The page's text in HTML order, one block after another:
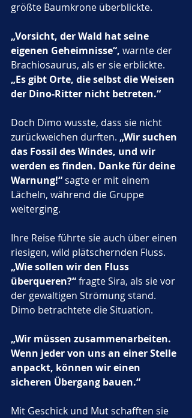
größte Baumkrone überblickte.
„Vorsicht, der Wald hat seine
eigenen Geheimnisse“, warnte der
Brachiosaurus, als er sie erblickte.
„Es gibt Orte, die selbst die Weisen
der Dino-Ritter nicht betreten.“
Doch Dimo wusste, dass sie nicht
zurückweichen durften. „Wir suchen
das Fossil des Windes, und wir
werden es finden. Danke für deine
Warnung!“ sagte er mit einem
Lächeln, während die Gruppe
weiterging.
Ihre Reise führte sie auch über einen
riesigen, wild plätschernden Fluss.
„Wie sollen wir den Fluss
überqueren?“ fragte Sira, als sie vor
der gewaltigen Strömung stand.
Dimo betrachtete die Situation.
„Wir müssen zusammenarbeiten.
Wenn jeder von uns an einer Stelle
anpackt, können wir einen
sicheren Übergang bauen.“
Mit Geschick und Mut schafften sie